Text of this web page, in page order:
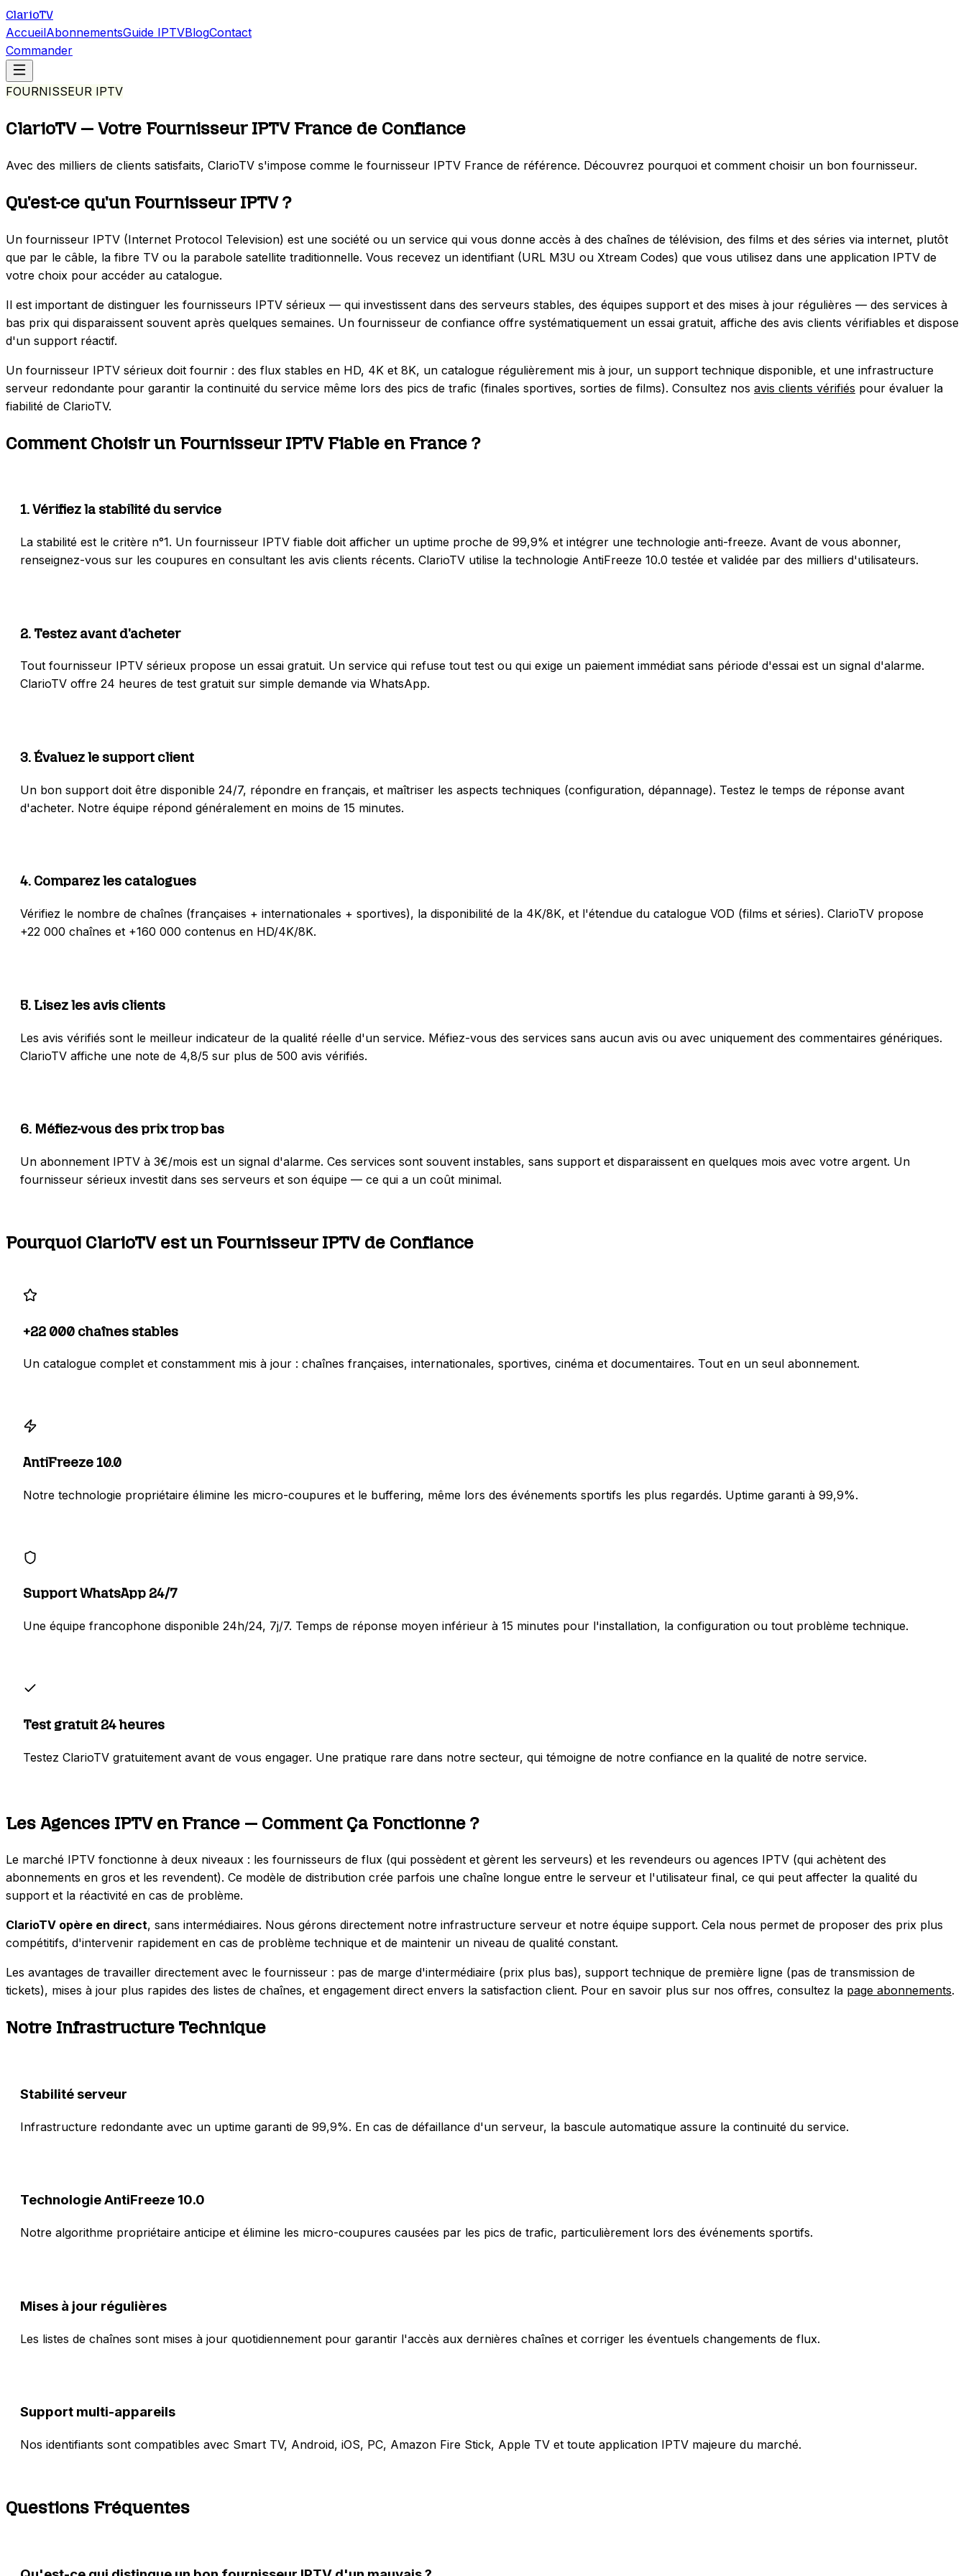
ClarioTV
AccueilAbonnementsGuide IPTVBlogContact
Commander
FOURNISSEUR IPTV
ClarioTV — Votre Fournisseur IPTV France de Confiance
Avec des milliers de clients satisfaits, ClarioTV s'impose comme le fournisseur IPTV France de référence. Découvrez pourquoi et comment choisir un bon fournisseur.
Qu'est-ce qu'un Fournisseur IPTV ?
Un fournisseur IPTV (Internet Protocol Television) est une société ou un service qui vous donne accès à des chaînes de télévision, des films et des séries via internet, plutôt
que par le câble, la fibre TV ou la parabole satellite traditionnelle. Vous recevez un identifiant (URL M3U ou Xtream Codes) que vous utilisez dans une application IPTV de
votre choix pour accéder au catalogue.
Il est important de distinguer les fournisseurs IPTV sérieux — qui investissent dans des serveurs stables, des équipes support et des mises à jour régulières — des services à
bas prix qui disparaissent souvent après quelques semaines. Un fournisseur de confiance offre systématiquement un essai gratuit, affiche des avis clients vérifiables et dispose
d'un support réactif.
Un fournisseur IPTV sérieux doit fournir : des flux stables en HD, 4K et 8K, un catalogue régulièrement mis à jour, un support technique disponible, et une infrastructure
serveur redondante pour garantir la continuité du service même lors des pics de trafic (finales sportives, sorties de films). Consultez nos avis clients vérifiés pour évaluer la
fiabilité de ClarioTV.
Comment Choisir un Fournisseur IPTV Fiable en France ?
1.Vérifiez la stabilité du service
La stabilité est le critère n°1. Un fournisseur IPTV fiable doit afficher un uptime proche de 99,9% et intégrer une technologie anti-freeze. Avant de vous abonner,
renseignez-vous sur les coupures en consultant les avis clients récents. ClarioTV utilise la technologie AntiFreeze 10.0 testée et validée par des milliers d'utilisateurs.
2. Testez avant d'acheter
Tout fournisseur IPTV sérieux propose un essai gratuit. Un service qui refuse tout test ou qui exige un paiement immédiat sans période d'essai est un signal d'alarme.
ClarioTV offre 24 heures de test gratuit sur simple demande via WhatsApp.
3.Évaluez le support client
Un bon support doit être disponible 24/7, répondre en français, et maîtriser les aspects techniques (configuration, dépannage). Testez le temps de réponse avant
d'acheter. Notre équipe répond généralement en moins de 15 minutes.
4. Comparez les catalogues
Vérifiez le nombre de chaînes (françaises + internationales + sportives), la disponibilité de la 4K/8K, et l'étendue du catalogue VOD (films et séries). ClarioTV propose
+22 000 chaînes et +160 000 contenus en HD/4K/8K.
5. Lisez les avis clients
Les avis vérifiés sont le meilleur indicateur de la qualité réelle d'un service. Méfiez-vous des services sans aucun avis ou avec uniquement des commentaires génériques.
ClarioTV affiche une note de 4,8/5 sur plus de 500 avis vérifiés.
6. Méfiez-vous des prix trop bas
Un abonnement IPTV à 3€/mois est un signal d'alarme. Ces services sont souvent instables, sans support et disparaissent en quelques mois avec votre argent. Un
fournisseur sérieux investit dans ses serveurs et son équipe — ce qui a un coût minimal.
Pourquoi ClarioTV est un Fournisseur IPTV de Confiance
+22 000 chaînes stables
Un catalogue complet et constamment mis à jour : chaînes françaises, internationales, sportives, cinéma et documentaires. Tout en un seul abonnement.
AntiFreeze 10.0
Notre technologie propriétaire élimine les micro-coupures et le buffering, même lors des événements sportifs les plus regardés. Uptime garanti à 99,9%.
Support WhatsApp 24/7
Une équipe francophone disponible 24h/24, 7j/7. Temps de réponse moyen inférieur à 15 minutes pour l'installation, la configuration ou tout problème technique.
Test gratuit 24 heures
Testez ClarioTV gratuitement avant de vous engager. Une pratique rare dans notre secteur, qui témoigne de notre confiance en la qualité de notre service.
Les Agences IPTV en France — Comment Ça Fonctionne ?
Le marché IPTV fonctionne à deux niveaux : les fournisseurs de flux (qui possèdent et gèrent les serveurs) et les revendeurs ou agences IPTV (qui achètent des
abonnements en gros et les revendent). Ce modèle de distribution crée parfois une chaîne longue entre le serveur et l'utilisateur final, ce qui peut affecter la qualité du
support et la réactivité en cas de problème.
ClarioTV opère en direct, sans intermédiaires. Nous gérons directement notre infrastructure serveur et notre équipe support. Cela nous permet de proposer des prix plus
compétitifs, d'intervenir rapidement en cas de problème technique et de maintenir un niveau de qualité constant.
Les avantages de travailler directement avec le fournisseur : pas de marge d'intermédiaire (prix plus bas), support technique de première ligne (pas de transmission de
tickets), mises à jour plus rapides des listes de chaînes, et engagement direct envers la satisfaction client. Pour en savoir plus sur nos offres, consultez la page abonnements.
Notre Infrastructure Technique
Stabilité serveur
Infrastructure redondante avec un uptime garanti de 99,9%. En cas de défaillance d'un serveur, la bascule automatique assure la continuité du service.
Technologie AntiFreeze 10.0
Notre algorithme propriétaire anticipe et élimine les micro-coupures causées par les pics de trafic, particulièrement lors des événements sportifs.
Mises à jour régulières
Les listes de chaînes sont mises à jour quotidiennement pour garantir l'accès aux dernières chaînes et corriger les éventuels changements de flux.
Support multi-appareils
Nos identifiants sont compatibles avec Smart TV, Android, iOS, PC, Amazon Fire Stick, Apple TV et toute application IPTV majeure du marché.
Questions Fréquentes